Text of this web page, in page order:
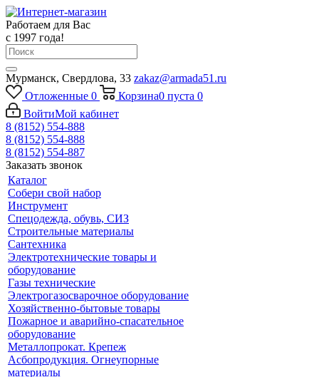
Работаем для Вас
с 1997 года!
Мурманск, Свердлова, 33 zakaz@armada51.ru
Отложенные 0 Корзина0 пуста 0
ВойтиМой кабинет
8 (8152) 554-888
8 (8152) 554-888
8 (8152) 554-887
Заказать звонок
Каталог
Собери свой набор
Инструмент
Спецодежда, обувь, СИЗ
Строительные материалы
Сантехника
Электротехнические товары и
оборудование
Газы технические
Электрогазосварочное оборудование
Хозяйственно-бытовые товары
Пожарное и аварийно-спасательное
оборудование
Металлопрокат. Крепеж
Асбопродукция. Огнеупорные
материалы